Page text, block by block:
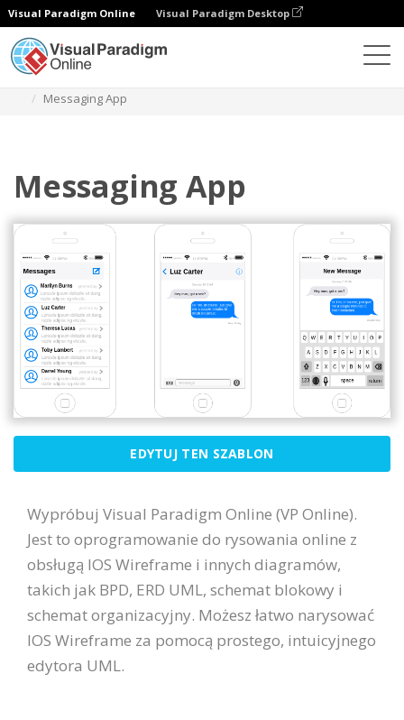
Visual Paradigm Online Visual Paradigm Desktop
Messaging App
Messaging App
EDYTUJ TEN SZABLON
Wypróbuj Visual Paradigm Online (VP Online).
Jest to oprogramowanie do rysowania online z
obsługą IOS Wireframe i innych diagramów,
takich jak BPD, ERD UML, schemat blokowy i
schemat organizacyjny. Możesz łatwo narysować
IOS Wireframe za pomocą prostego, intuicyjnego
edytora UML.